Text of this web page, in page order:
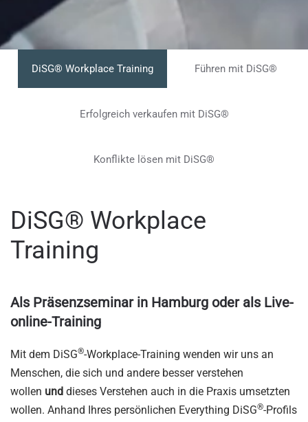
DiSG® Workplace Training Führen mit DiSG®
Erfolgreich verkaufen mit DiSG®
Konflikte lösen mit DiSG®
DiSG® Workplace
Training
Als Präsenzseminar in Hamburg oder als Live-
online-Training
Mit dem DiSG®-Workplace-Training wenden wir uns an
Menschen, die sich und andere besser verstehen
wollen und dieses Verstehen auch in die Praxis umsetzten
wollen. Anhand Ihres persönlichen Everything DiSG®-Profils